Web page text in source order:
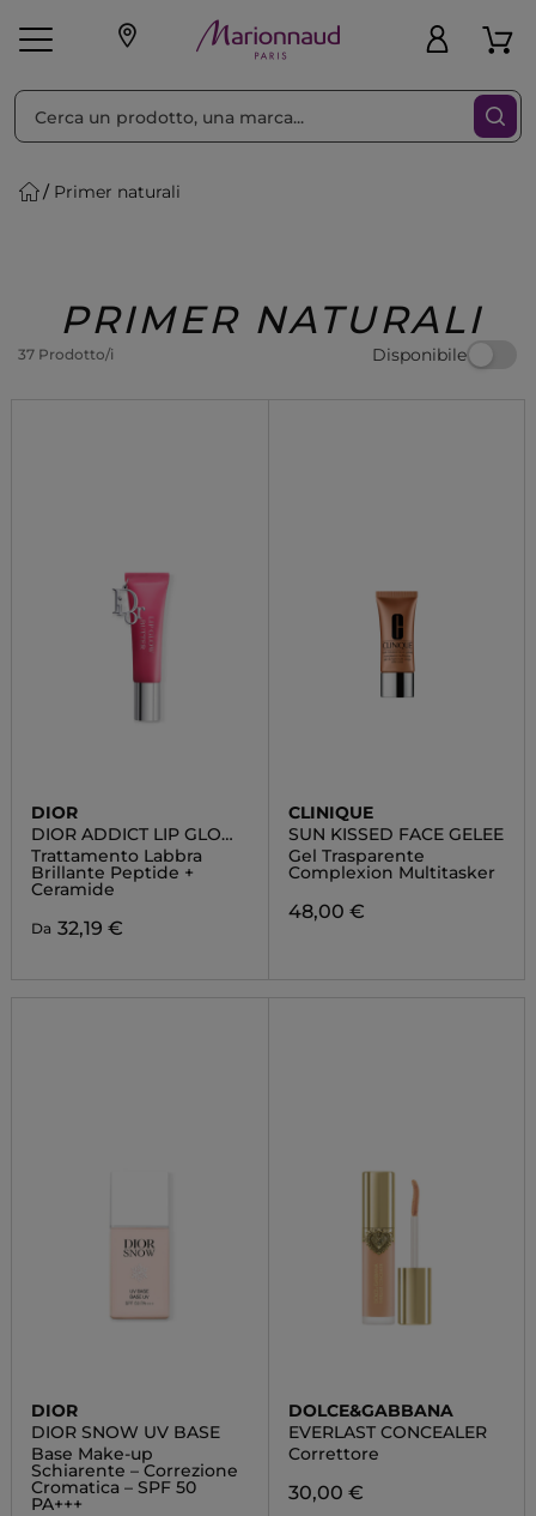
Make-up Profumi
Regalo
Primer naturali
PRIMER NATURALI
37 Prodotto/i Disponibile
Ordina per Filtra
DIOR
DIOR ADDICT LIP GLOW
BUTTER
Trattamento Labbra
Brillante Peptide +
Ceramide
Da 32,19 €
CLINIQUE
SUN KISSED FACE GELEE
Gel Trasparente
Complexion Multitasker
48,00 €
DIOR
DIOR SNOW UV BASE
Base Make-up
Schiarente – Correzione
Cromatica – SPF 50
PA+++
DOLCE&GABBANA
EVERLAST CONCEALER
Correttore
30,00 €